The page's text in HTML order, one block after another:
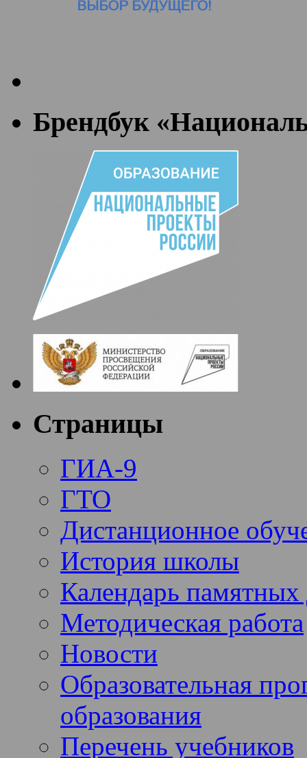
Брендбук
Страницы
ГИА-9
ГТО
Дистанционное
История школы
Календарь памятных
Методическая работа
Новости
Образовательная
образования
Перечень учебников